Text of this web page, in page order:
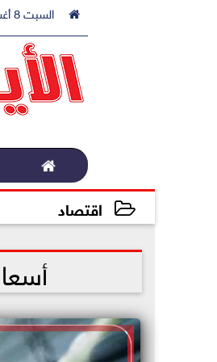
 السبت 8 أغسطس 2026

اقتصاد